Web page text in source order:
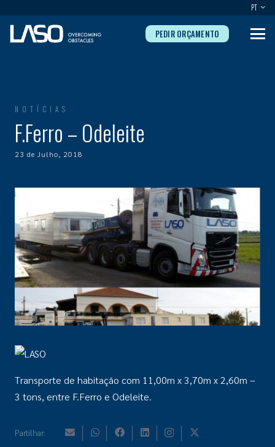
PT
PEDIR ORÇAMENTO
NOTÍCIAS
F.Ferro – Odeleite
23 de Julho, 2018
Transporte de habitação com 11,00m x 3,70m x 2,60m –
3 tons, entre F.Ferro e Odeleite.
Partilhar: